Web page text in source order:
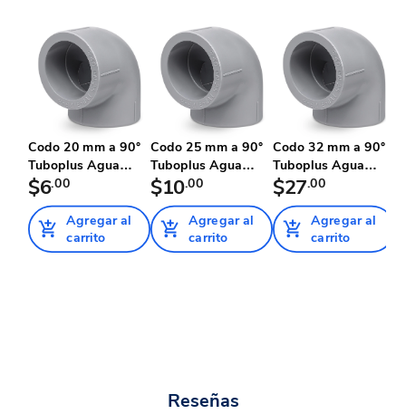
Codo 20 mm a 90°
Tuboplus Agua
Helada
$6.00
Agregar al
carrito
Codo 25 mm a 90°
Tuboplus Agua
Helada
$10.00
Agregar al
carrito
Codo 32 mm a 90°
Tuboplus Agua
Helada
$27.00
Agregar al
carrito
Reseñas